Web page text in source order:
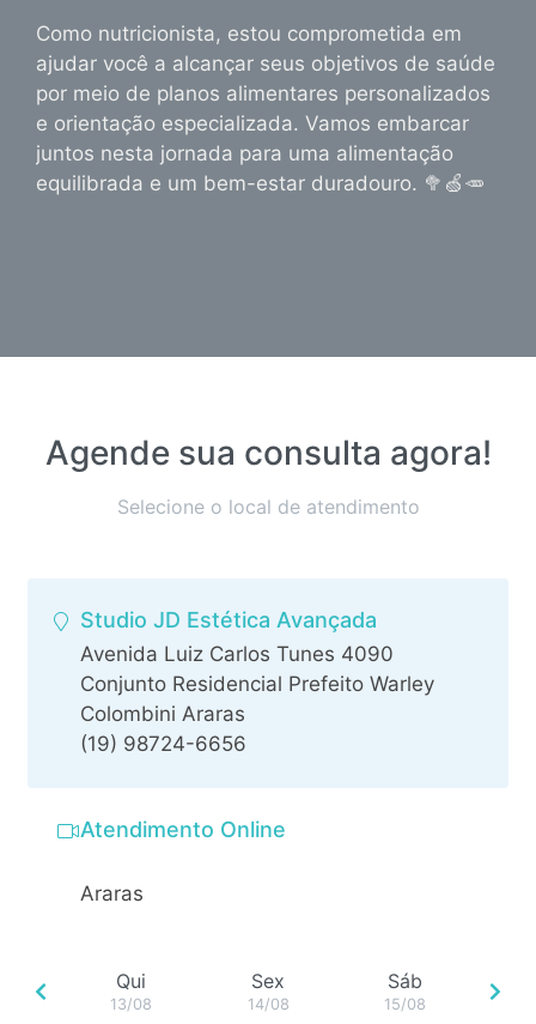
Como nutricionista, estou comprometida em
ajudar você a alcançar seus objetivos de saúde
por meio de planos alimentares personalizados
e orientação especializada. Vamos embarcar
juntos nesta jornada para uma alimentação
equilibrada e um bem-estar duradouro. 🥦🍏🥕
Agende sua consulta agora!
Selecione o local de atendimento
Studio JD Estética Avançada
Avenida Luiz Carlos Tunes 4090
Conjunto Residencial Prefeito Warley
Colombini Araras
(19) 98724-6656
Atendimento Online
Araras
Qui
13/08
Sex
14/08
Sáb
15/08